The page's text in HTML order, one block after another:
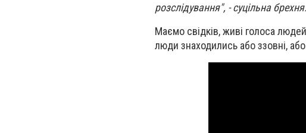
розслідування", - суцільна брехня.
Маємо свідків, живі голоса
люди знаходились або ззовні,